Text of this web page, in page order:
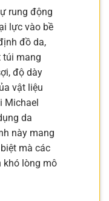
rung động
lực vào bề
đồ da,
túi mang
độ dày
vật liệu
Michael
da
này mang
mà các
khó lòng mô